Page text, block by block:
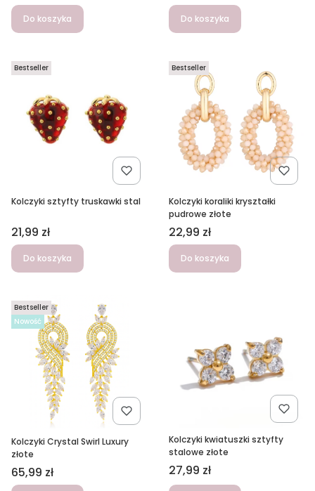
Do koszyka Do koszyka
Bestseller
Kolczyki sztyfty truskawki stal
Cena
21,99 zł
Do koszyka
Bestseller
Kolczyki koraliki kryształki
pudrowe złote
Cena
22,99 zł
Do koszyka
Bestseller
Nowość
Kolczyki Crystal Swirl Luxury
złote
Cena
65,99 zł
Kolczyki kwiatuszki sztyfty
stalowe złote
Cena
27,99 zł